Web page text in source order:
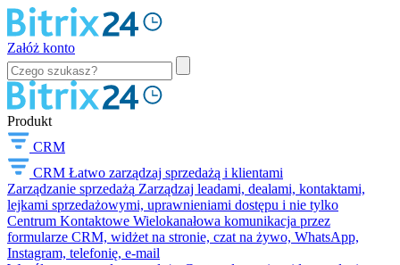
Załóż konto
Produkt
CRM
CRM Łatwo zarządzaj sprzedażą i klientami
Zarządzanie sprzedażą Zarządzaj leadami, dealami, kontaktami,
lejkami sprzedażowymi, uprawnieniami dostępu i nie tylko
Centrum Kontaktowe Wielokanałowa komunikacja przez
formularze CRM, widżet na stronie, czat na żywo, WhatsApp,
Instagram, telefonię, e-mail